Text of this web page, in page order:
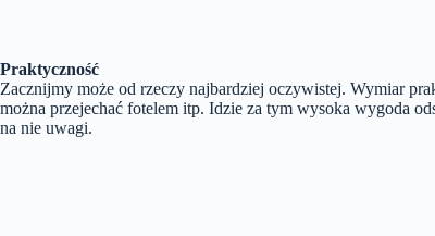
Praktyczność
Zacznijmy może od rzeczy najbardziej oczywistej. Wymiar
można przejechać fotelem itp. Idzie za tym wysoka wygoda
na nie uwagi.